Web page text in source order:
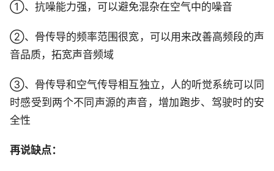
①、抗噪能力强，可以避免混杂在空气中的噪音
②、骨传导的频率范围很宽，可以用来改善高频段的声
音品质，拓宽声音频域
③、骨传导和空气传导相互独立，人的听觉系统可以同
时感受到两个不同声源的声音，增加跑步、驾驶时的安
全性
再说缺点：